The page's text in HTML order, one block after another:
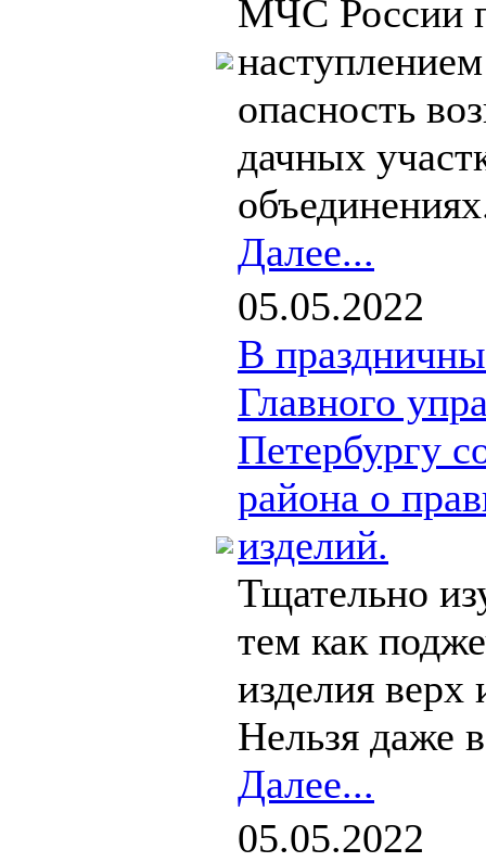
МЧС России
опасность
дачных
Далее...
05.05.2022
В
Главного
Петербургу
района о
изделий.
Тщательно
тем как
изделия верх
Нельзя даже
Далее...
05.05.2022